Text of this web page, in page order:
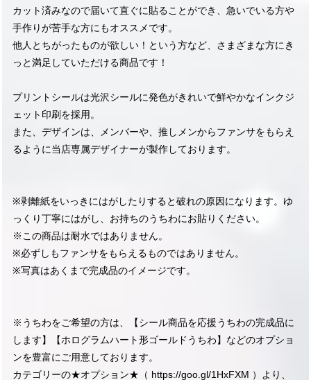
カット済みなので届いて直ぐに貼ることができ、急いでいる方や
手作りが苦手な方にもオススメです。
他人とちがったものが欲しい！という方など、さまざまな方にき
っと満足していただける商品です！
プリントシールは光沢シールに発色がきれいで鮮やかなインクジ
ェット印刷を採用。
また、デザインは、メンバーや、推しメンからファンサをもらえ
るように当店専属デザイナーが製作しております。
※剥離紙をいっきにはがしたりすると破れの原因になります。ゆ
っくり丁寧にはがし、お持ちのうちわにお貼りください。
※この商品は耐水ではありません。
※必ずしもファンサをもらえるものではありません。
※写真はあくまで完成品のイメージです。
※うちわをご希望の方は、【シール商品を応援うちわの完成品に
します】【ホログラムハート形ゴールドうちわ】などのオプショ
ンを豊富にご用意しております。
カテゴリーの★オプション★（ https://goo.gl/1HxFXM ）より、